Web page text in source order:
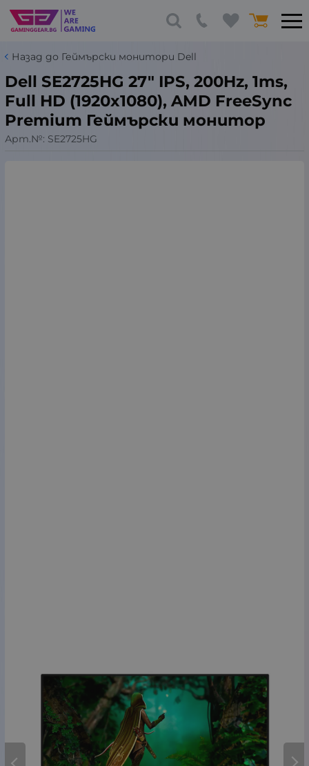
Назад до Геймърски монитори Dell
Dell SE2725HG 27" IPS, 200Hz, 1ms,
Full HD (1920x1080), AMD FreeSync
Premium Геймърски монитор
Арт.№: SE2725HG